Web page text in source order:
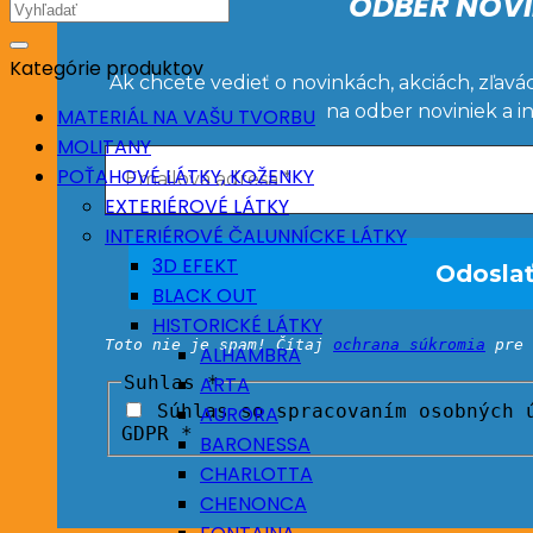
Ak chcete vedieť o novinkách, akciách,
na odber noviniek a
Toto nie je spam! Čítaj ochrana súkromia pre
Suhlas*
Súhlas so spracovaním
GDPR *
Hľadať:
Kategórie produktov
MATERIÁL NA VAŠU TVORBU
MOLITANY
POŤAHOVÉ LÁTKY, KOŽENKY
EXTERIÉROVÉ LÁTKY
INTERIÉROVÉ ČALUNNÍCKE LÁTKY
3D EFEKT
BLACK OUT
HISTORICKÉ LÁTKY
ALHAMBRA
ARTA
AURORA
BARONESSA
CHARLOTTA
CHENONCA